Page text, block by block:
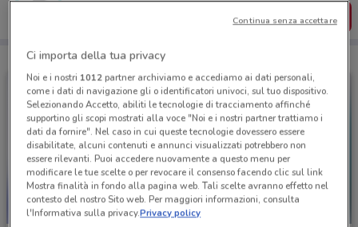
SCARICA L’APP
Ci importa della tua privacy
Noi e i nostri 1012partner archiviamo e accediamo ai dati personali,
come i dati di navigazione gli o identificatori univoci, sul tuo dispositivo.
Selezionando Accetto, abiliti le tecnologie di tracciamento affinché
supportino gli scopi mostrati alla voce "Noi e i nostri partner trattiamo i
dati da fornire". Nel caso in cui queste tecnologie dovessero essere
disabilitate, alcuni contenuti e annunci visualizzati potrebbero non
essere rilevanti. Puoi accedere nuovamente a questo menu per
modificare le tue scelte o per revocare il consenso facendo clic sul link
Mostra finalità in fondo alla pagina web. Tali scelte avranno effetto nel
contesto del nostro Sito web. Per maggiori informazioni, consulta
l'Informativa sulla privacy.Privacy policy
Continua senza accettare